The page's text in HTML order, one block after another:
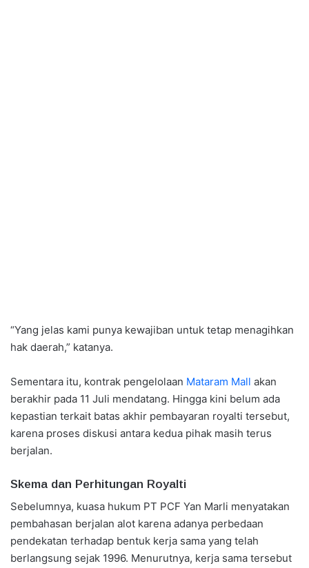
“Yang jelas kami punya kewajiban untuk tetap menagihkan
hak daerah,” katanya.
Sementara itu, kontrak pengelolaan Mataram Mall akan
berakhir pada 11 Juli mendatang. Hingga kini belum ada
kepastian terkait batas akhir pembayaran royalti tersebut,
karena proses diskusi antara kedua pihak masih terus
berjalan.
Skema dan Perhitungan Royalti
Sebelumnya, kuasa hukum PT PCF Yan Marli menyatakan
pembahasan berjalan alot karena adanya perbedaan
pendekatan terhadap bentuk kerja sama yang telah
berlangsung sejak 1996. Menurutnya, kerja sama tersebut